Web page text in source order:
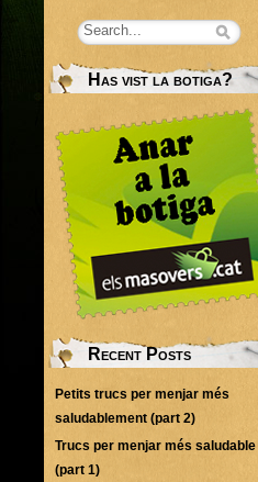
Has vist la botiga?
Recent Posts
Petits trucs per menjar més
saludablement (part 2)
Trucs per menjar més saludable
(part 1)